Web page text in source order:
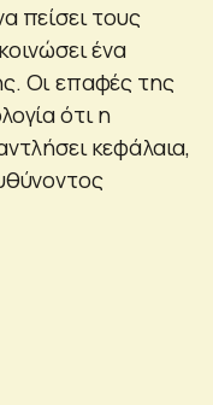
πείσει τους
ένα
Οι επαφές της
ότι η
κεφάλαια,